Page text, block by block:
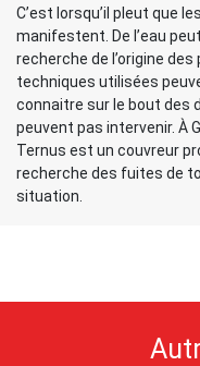
C’est lorsqu’il pleut que
manifestent. De l’eau
recherche de l’origine
techniques utilisées
connaitre sur le bout des
peuvent pas intervenir. À
Ternus est un couvreur
recherche des fuites de
situation.